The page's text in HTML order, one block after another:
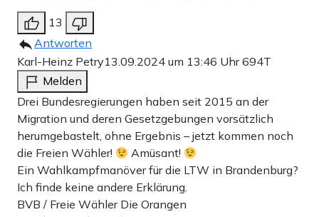
13
Antworten
Karl-Heinz Petry13.09.2024 um 13:46 Uhr694T
Melden
Drei Bundesregierungen haben seit 2015 an der
Migration und deren Gesetzgebungen vorsätzlich
herumgebastelt, ohne Ergebnis – jetzt kommen noch
die Freien Wähler!
Amüsant!
Ein Wahlkampfmanöver für die LTW in Brandenburg?
Ich finde keine andere Erklärung.
BVB / Freie Wähler Die Orangen